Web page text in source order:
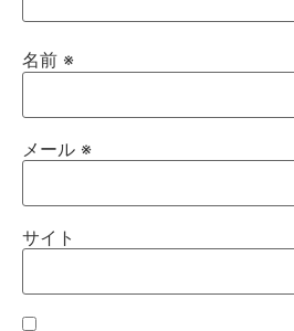
名前 ※
メール ※
サイト